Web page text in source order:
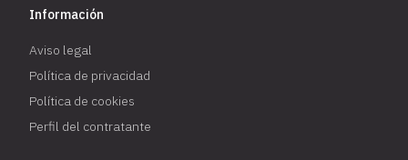
Información
Aviso legal
Política de privacidad
Política de cookies
Perfil del contratante